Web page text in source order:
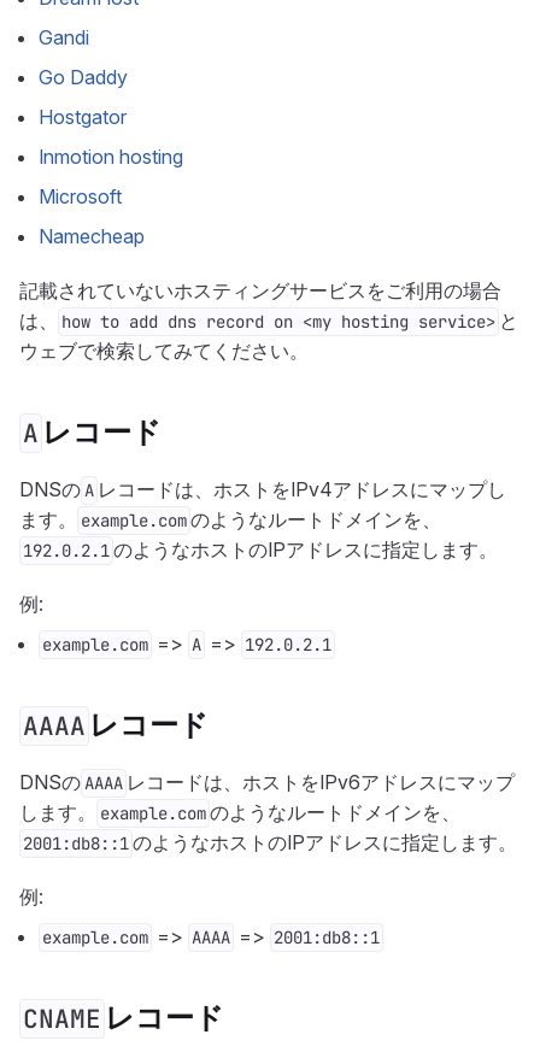
Gandi
Go Daddy
Hostgator
Inmotion hosting
Microsoft
Namecheap
記載されていないホスティングサービスをご利用の場合
は、
how to add dns record on <my hosting service> と
ウェブで検索してみてください。
A レコード
DNSのA レコードは、ホストをIPv4アドレスにマップし
ます。
example.comのようなルートドメインを、
192.0.2.1のようなホストのIPアドレスに指定します。
例:
example.com => A => 192.0.2.1
AAAA レコード
DNSのAAAA レコードは、ホストをIPv6アドレスにマップ
します。
example.comのようなルートドメインを、
2001:db8::1のようなホストのIPアドレスに指定します。
例:
example.com => AAAA => 2001:db8::1
CNAME レコード